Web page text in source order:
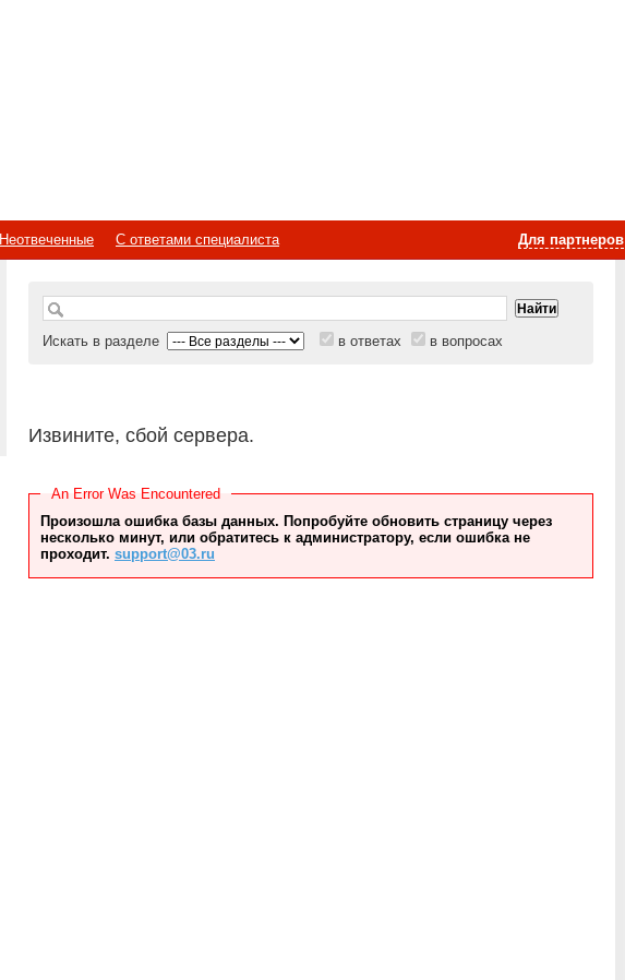
Для партнеров
Неотвеченные С ответами специалиста
Искать в разделе в ответах в вопросах
Извините, сбой сервера.
An Error Was Encountered
Произошла ошибка базы данных. Попробуйте обновить страницу через
несколько минут, или обратитесь к администратору, если ошибка не
проходит. support@03.ru